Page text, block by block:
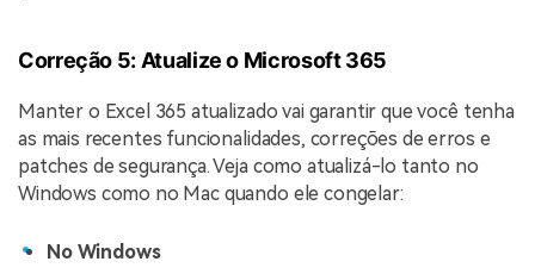
Correção 5: Atualize o Microsoft 365
Manter o Excel 365 atualizado vai garantir que você tenha
as mais recentes funcionalidades, correções de erros e
patches de segurança. Veja como atualizá-lo tanto no
Windows como no Mac quando ele congelar:
No Windows